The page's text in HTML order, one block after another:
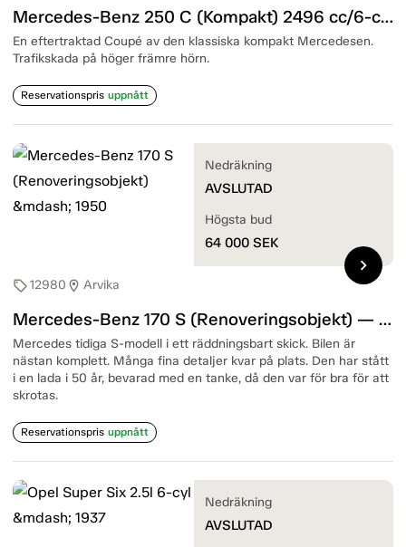
Mercedes-Benz 250 C (Kompakt) 2496 cc/6-cyl — 1970
En eftertraktad Coupé av den klassiska kompakt Mercedesen.
Trafikskada på höger främre hörn.
Reservationspris uppnått
sell12980 location_on Arvika
Mercedes-Benz 170 S (Renoveringsobjekt) — 1950
Mercedes tidiga S-modell i ett räddningsbart skick. Bilen är
nästan komplett. Många fina detaljer kvar på plats. Den har stått
i en lada i 50 år, bevarad med en tanke, då den var för bra för att
skrotas.
Reservationspris uppnått
Nedräkning
AVSLUTAD
Högsta bud
64 000 SEK
chevron_right
Nedräkning
AVSLUTAD